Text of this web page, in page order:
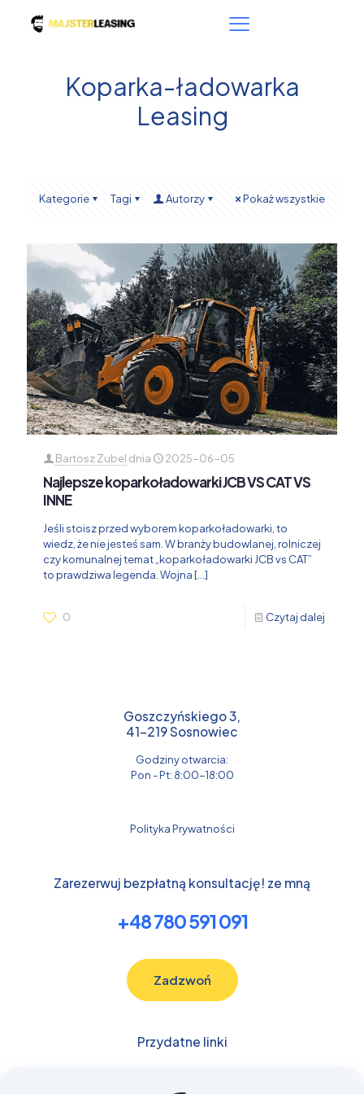
Koparka-ładowarka
Leasing
Kategorie Tagi Autorzy Pokaż wszystkie
Bartosz Zubel dnia 2025-06-05
Najlepsze koparkoładowarki JCB VS CAT VS
INNE
Jeśli stoisz przed wyborem koparkoładowarki, to
wiedz, że nie jesteś sam. W branży budowlanej, rolniczej
czy komunalnej temat „koparkoładowarki JCB vs CAT”
to prawdziwa legenda. Wojna[…]
0 Czytaj dalej
Goszczyńskiego 3,
41-219 Sosnowiec
Godziny otwarcia:
Pon - Pt: 8:00-18:00
Polityka Prywatności
Zarezerwuj bezpłatną konsultację! ze mną
+48 780 591 091
Zadzwoń
Przydatne linki